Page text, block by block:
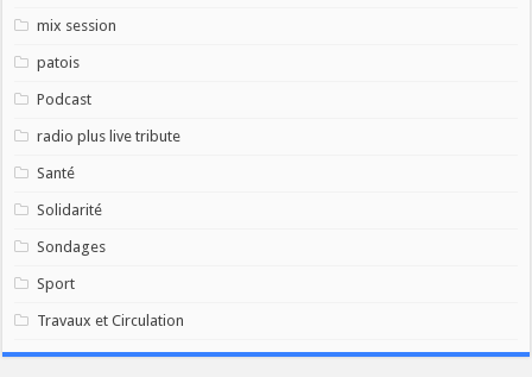
mix session
patois
Podcast
radio plus live tribute
Santé
Solidarité
Sondages
Sport
Travaux et Circulation